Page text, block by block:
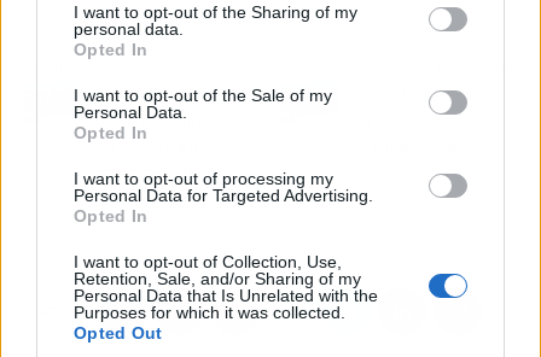
I want to opt-out of the Sharing of my
personal data.
Opted In
I want to opt-out of the Sale of my
Personal Data.
Opted In
I want to opt-out of processing my
Personal Data for Targeted Advertising.
Opted In
I want to opt-out of Collection, Use,
Retention, Sale, and/or Sharing of my
Personal Data that Is Unrelated with the
Purposes for which it was collected.
Opted Out
El presidente de
Canarias se interesa en
proyectos de la
Fundación César
Manrique
Se desbloquean los